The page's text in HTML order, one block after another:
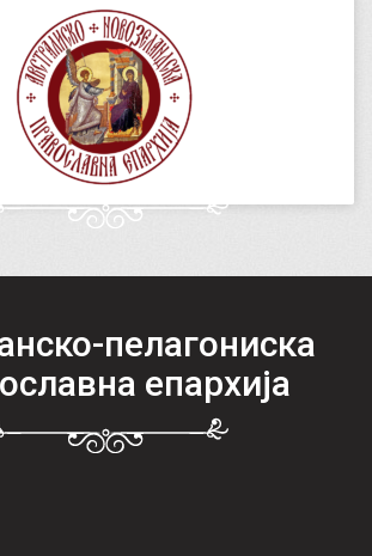
пелагониска
епархија